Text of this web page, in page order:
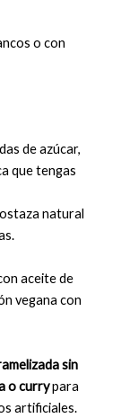
o con
de azúcar,
que tengas
natural
aceite de
vegana con
sin
o currypara
artificiales.